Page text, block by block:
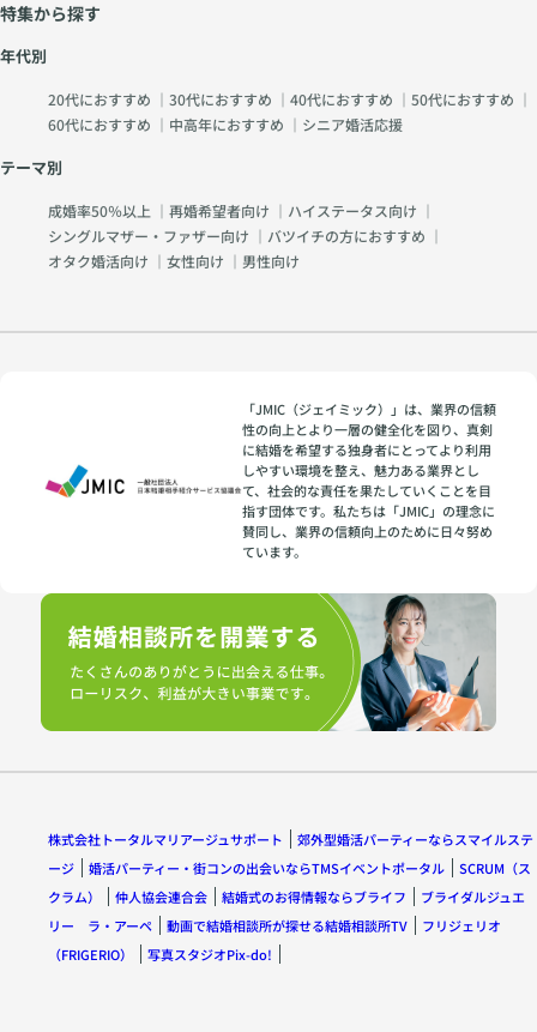
特集から探す
年代別
20代におすすめ ｜ 30代におすすめ ｜ 40代におすすめ ｜ 50代におすすめ ｜
60代におすすめ ｜ 中高年におすすめ ｜ シニア婚活応援
テーマ別
成婚率50％以上 ｜ 再婚希望者向け ｜ ハイステータス向け ｜
シングルマザー・ファザー向け ｜ バツイチの方におすすめ ｜
オタク婚活向け ｜ 女性向け ｜ 男性向け
「JMIC（ジェイミック）」は、業界の信頼
性の向上とより一層の健全化を図り、真剣
に結婚を希望する独身者にとってより利用
しやすい環境を整え、魅力ある業界とし
て、社会的な責任を果たしていくことを目
指す団体です。私たちは「JMIC」の理念に
賛同し、業界の信頼向上のために日々努め
ています。
株式会社トータルマリアージュサポート
郊外型婚活パーティーならスマイルステ
ージ
婚活パーティー・街コンの出会いならTMSイベントポータル
SCRUM（ス
クラム）
仲人協会連合会 結婚式のお得情報ならブライフ
ブライダルジュエ
リー ラ・アーペ
動画で結婚相談所が探せる結婚相談所TV
フリジェリオ
（FRIGERIO）
写真スタジオPix-do!